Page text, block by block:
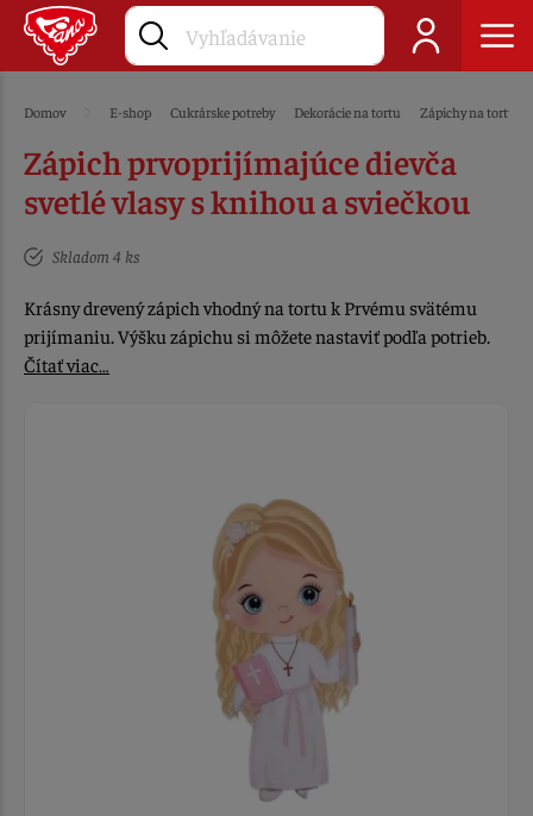
Domov E-shop Cukrárske potreby Dekorácie na tortu Zápichy na tortu
Zápich prvoprijímajúce dievča
svetlé vlasy s knihou a sviečkou
Skladom 4 ks
Krásny drevený zápich vhodný na tortu k Prvému svätému
prijímaniu. Výšku zápichu si môžete nastaviť podľa potrieb.
Čítať viac…